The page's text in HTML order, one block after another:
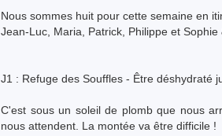
Nous sommes huit pour cette semaine en
Jean-Luc, Maria, Patrick, Philippe et Sophie
J1 : Refuge des Souffles - Être déshydraté
C'est sous un soleil de plomb que nous
nous attendent. La montée va être difficile !